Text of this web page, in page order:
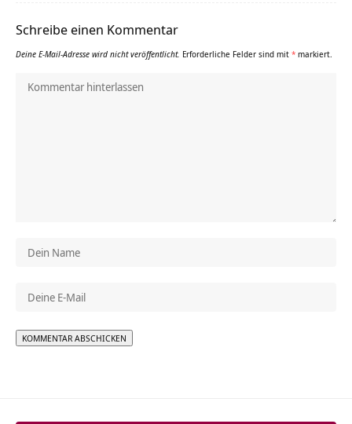
Schreibe einen Kommentar
Deine E-Mail-Adresse wird nicht veröffentlicht. Erforderliche Felder sind mit * markiert.